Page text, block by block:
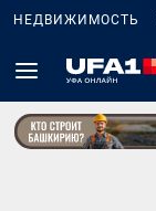
НЕДВИЖИМОСТЬ